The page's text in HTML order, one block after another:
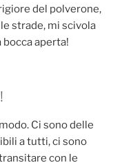
del polverone,
strade, mi scivola
bocca aperta!
Ci sono delle
a tutti, ci sono
con le